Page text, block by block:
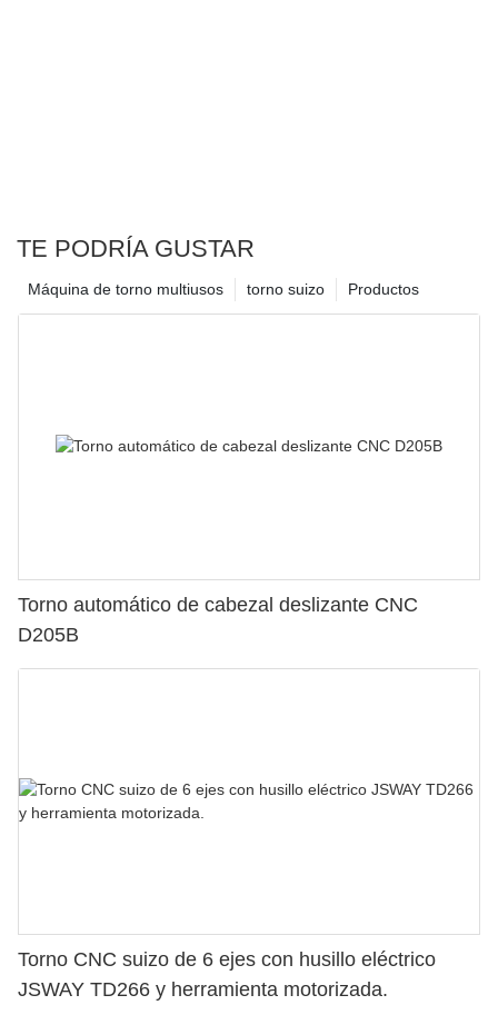
TE PODRÍA GUSTAR
Productos
torno suizo
Máquina de torno multiusos
Torno automático de cabezal deslizante CNC
D205B
Torno CNC suizo de 6 ejes con husillo eléctrico
JSWAY TD266 y herramienta motorizada.